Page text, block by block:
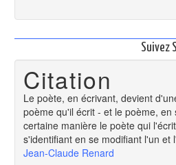
Suivez
Citation
Le poète, en écrivant, devient
poème qu'il écrit - et le poème,
certaine manière le poète qui
s'identifiant en se modifiant l'un et
Jean-Claude Renard